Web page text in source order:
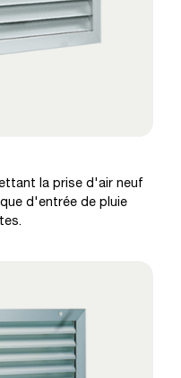
la prise d'air neuf
d'entrée de pluie